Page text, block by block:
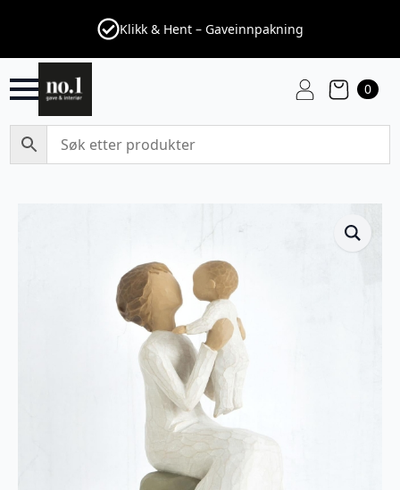
Klikk & Hent – Gaveinnpakning
0